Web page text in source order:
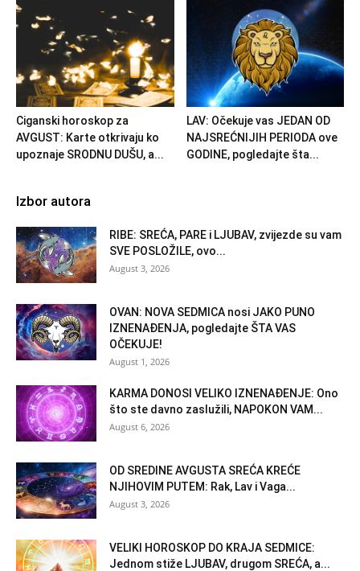
Ciganski horoskop za
AVGUST: Karte otkrivaju ko
upoznaje SRODNU DUŠU, a...
LAV: Očekuje vas JEDAN OD
NAJSREĆNIJIH PERIODA ove
GODINE, pogledajte šta...
Izbor autora
RIBE: SREĆA, PARE i LJUBAV, zvijezde su vam
SVE POSLOŽILE, ovo...
August 3, 2026
OVAN: NOVA SEDMICA nosi JAKO PUNO
IZNENAĐENJA, pogledajte ŠTA VAS
OČEKUJE!
August 1, 2026
KARMA DONOSI VELIKO IZNENAĐENJE: Ono
što ste davno zaslužili, NAPOKON VAM...
August 6, 2026
OD SREDINE AVGUSTA SREĆA KREĆE
NJIHOVIM PUTEM: Rak, Lav i Vaga...
August 3, 2026
VELIKI HOROSKOP DO KRAJA SEDMICE:
Jednom stiže LJUBAV, drugom SREĆA, a...